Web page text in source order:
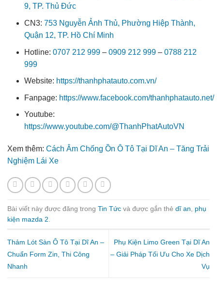
9, TP. Thủ Đức
CN3: 753 Nguyễn Ảnh Thủ, Phường Hiệp Thành,
Quận 12, TP. Hồ Chí Minh
Hotline: 0707 212 999 – 0909 212 999 – 0788 212
999
Website: https://thanhphatauto.com.vn/
Fanpage: https://www.facebook.com/thanhphatauto.net/
Youtube:
https://www.youtube.com/@ThanhPhatAutoVN
Xem thêm: Cách Âm Chống Ồn Ô Tô Tại Dĩ An – Tăng Trải
Nghiệm Lái Xe
Bài viết này được đăng trong Tin Tức và được gắn thẻ dĩ an
phụ
kiện mazda 2
Thảm Lót Sàn Ô Tô Tại Dĩ An –
Chuẩn Form Zin, Thi Công
Nhanh
Phụ Kiện Limo Green Tại Dĩ An
– Giải Pháp Tối Ưu Cho Xe Dịch
Vụ